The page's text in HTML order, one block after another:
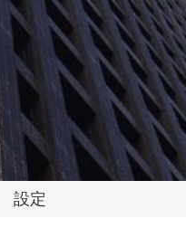
設定